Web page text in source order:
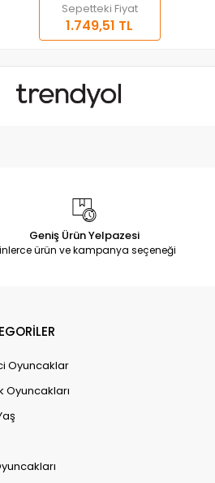
Sepetteki Fiyat
1.749,51 TL
Geniş Ürün Yelpazesi
ürün ve kampanya seçeneği
Oyuncaklar
Oyuncakları